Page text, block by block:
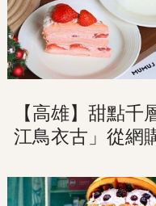
【高雄】甜點
江鳥衣古」從網